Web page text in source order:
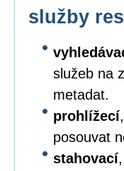
služby
služeb na
metadat.
prohlížecí
posouvat
stahovací